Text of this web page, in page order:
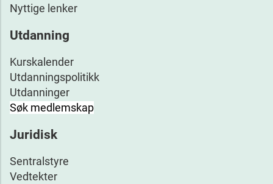
Nyttige lenker
Utdanning
Kurskalender
Utdanningspolitikk
Utdanninger
Søk medlemskap
Juridisk
Sentralstyre
Vedtekter